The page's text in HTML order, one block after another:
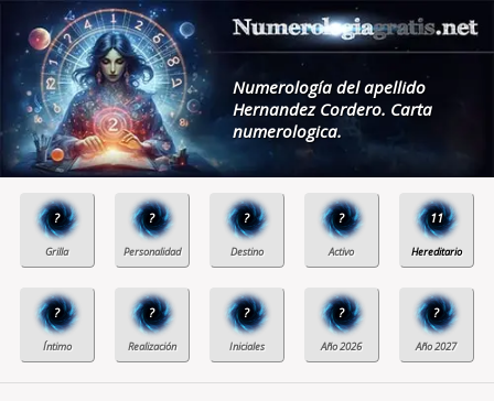
Numerología del apellido
Hernandez Cordero. Carta
numerologica.
? ? ? ? 11
? ? ? ? ?